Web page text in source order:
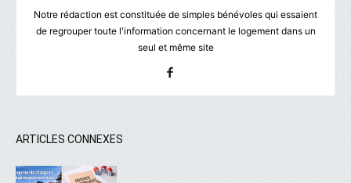
Notre rédaction est constituée de simples bénévoles qui essaient
de regrouper toute l'information concernant le logement dans un
seul et même site
ARTICLES CONNEXES